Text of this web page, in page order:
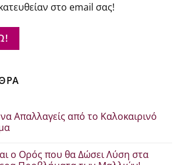
στο email σας!
Απαλλαγείς από το Καλοκαιρινό
ο Ορός που θα Δώσει Λύση στα